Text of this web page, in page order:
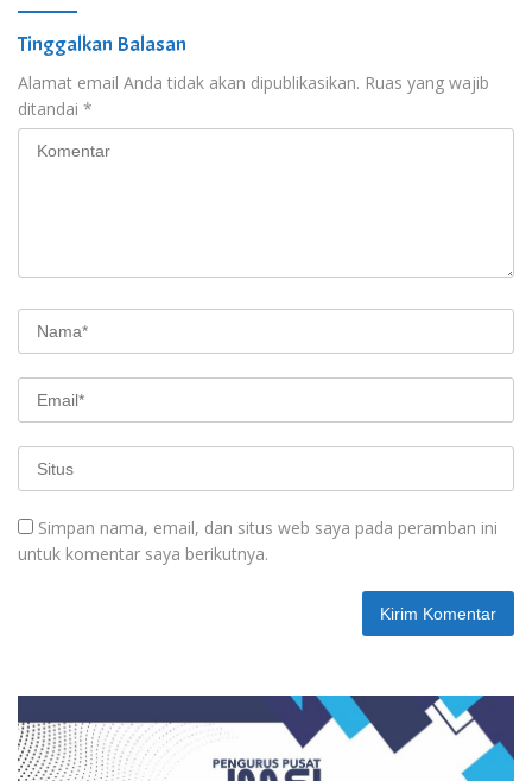
Tinggalkan Balasan
Alamat email Anda tidak akan dipublikasikan. Ruas yang wajib
ditandai *
Simpan nama, email, dan situs web saya pada peramban ini
untuk komentar saya berikutnya.